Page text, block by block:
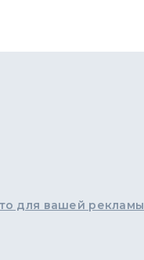
для вашей рекламы